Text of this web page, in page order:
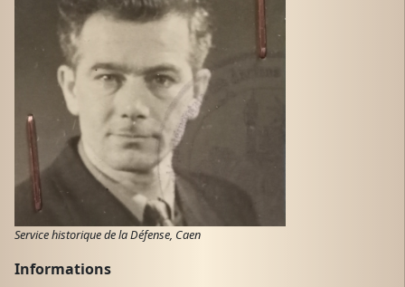
Service historique de la Défense, Caen
Informations